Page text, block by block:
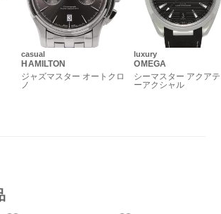
casual
HAMILTON
ジャズマスター オートクロ
ノ
luxury
OMEGA
シーマスター アクア
ーアクシャル